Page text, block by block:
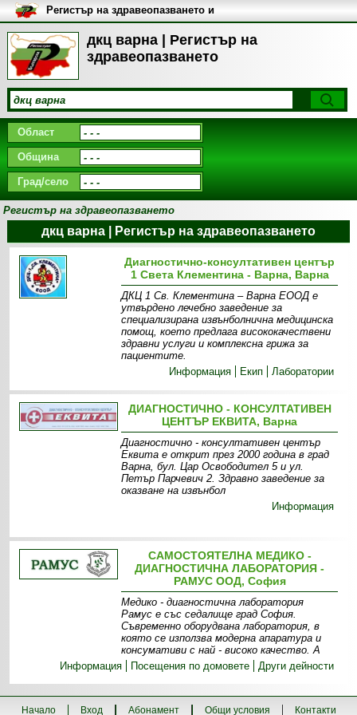
дкц варна | Регистър на
здравеопазването
Регистър на здравеопазването и
медицинските заведения в
България
Област
Община
Град/село
Регистър на здравеопазването
дкц варна | Регистър на здравеопазването
Диагностично-консултативен център
1 Света Клементина - Варна, Варна
ДКЦ 1 Св. Клементина – Варна ЕООД е
утвърдено лечебно заведение за
специализирана извънболнична медицинска
помощ, което предлага висококачествени
здравни услуги и комплексна грижа за
пациентите.
Информация
Екип Лаборатории
ДИАГНОСТИЧНО - КОНСУЛТАТИВЕН
ЦЕНТЪР ЕКВИТА, Варна
Диагностично - консултативен център
Еквита е открит през 2000 година в град
Варна, бул. Цар Освободител 5 и ул.
Петър Парчевич 2. Здравно заведение за
оказване на извънбол
Информация
САМОСТОЯТЕЛНА МЕДИКО -
ДИАГНОСТИЧНА ЛАБОРАТОРИЯ -
РАМУС ООД, София
Медико - диагностична лаборатория
Рамус е със седалище град София.
Съвременно оборудвана лаборатория, в
която се използва модерна апаратура и
консумативи с най - високо качество. А
Информация
Посещения по домовете Други дейности
Начало Вход Абонамент Общи условия Контакти